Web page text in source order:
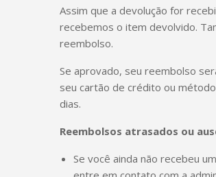
Assim que a devolução for
recebemos o item devolvido.
reembolso.
Se aprovado, seu reembolso
seu cartão de crédito ou
dias.
Reembolsos atrasados ou
Se você ainda não recebeu